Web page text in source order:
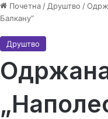
Почетна / Друштво /
Балкану“
Друштво